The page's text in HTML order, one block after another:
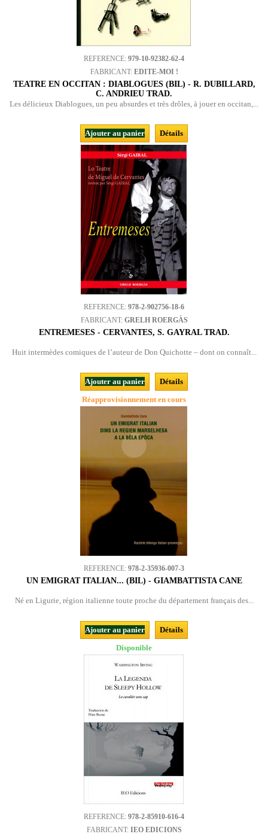
REFERENCE: 979-10-92382-62-4
FABRICANT: EDITE-MOI !
TEATRE EN OCCITAN : DIABLOGUES (BIL) - R. DUBILLARD,
C. ANDRIEU TRAD.
Les délicieux Diablogues, un peu absurdes et très drôles, à jouer en occitan,...
Ajouter au panier Détails
REFERENCE: 978-2-902756-18-6
FABRICANT: GRELH ROERGÀS
ENTREMESES - CERVANTES, S. GAYRAL TRAD.
Huit intermèdes comiques de l’auteur de Don Quichotte – dont on connaît...
Ajouter au panier
Détails
Réapprovisionnement en cours
REFERENCE: 978-2-35936-007-3
UN EMIGRAT ITALIAN... (BIL) - GIAMBATTISTA CANE
Né en Ligurie, région italienne toute proche du département français des...
Ajouter au panier
Détails
Disponible
REFERENCE: 978-2-85910-616-4
FABRICANT: IEO EDICIONS